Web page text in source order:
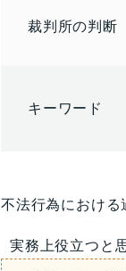
裁判所の判断
キーワード
不法行為における
実務上役立つと